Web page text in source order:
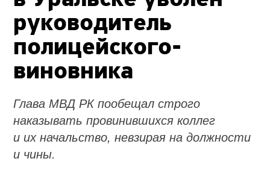
руководитель
полицейского-
виновника
Глава МВД РК пообещал строго
наказывать провинившихся коллег
и их начальство, невзирая на должности
и чины.